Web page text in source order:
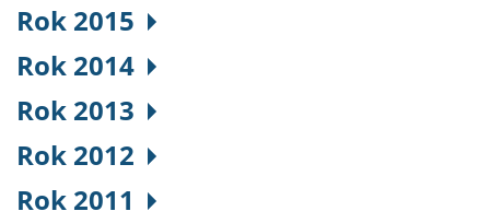
Rok 2015
Rok 2014
Rok 2013
Rok 2012
Rok 2011